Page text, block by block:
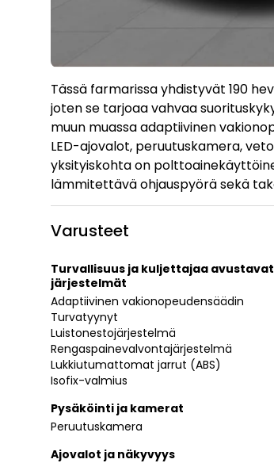
Tässä farmarissa yhdistyvät 190
joten se tarjoaa vahvaa
muun muassa adaptiivinen
LED-ajovalot, peruutuskamera,
yksityiskohta on
lämmitettävä ohjauspyörä sekä
Varusteet
Turvallisuus ja kuljettajaa avustavat
järjestelmät
Adaptiivinen vakionopeudensäädin
Turvatyynyt
Luistonestojärjestelmä
Rengaspainevalvontajärjestelmä
Lukkiutumattomat jarrut (ABS)
Isofix-valmius
Pysäköinti ja kamerat
Peruutuskamera
Ajovalot ja näkyvyys